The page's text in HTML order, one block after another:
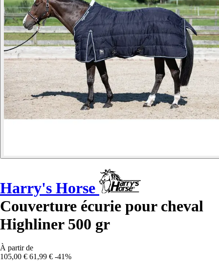
Harry's Horse
Couverture écurie pour cheval
Highliner 500 gr
À partir de
105,00 € 61,99 € -41%